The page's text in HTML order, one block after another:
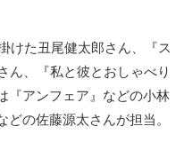
けた丑尾健太郎さん、『ス
ん、『私と彼とおしゃべり
『アンフェア』などの小林
の佐藤源太さんが担当。